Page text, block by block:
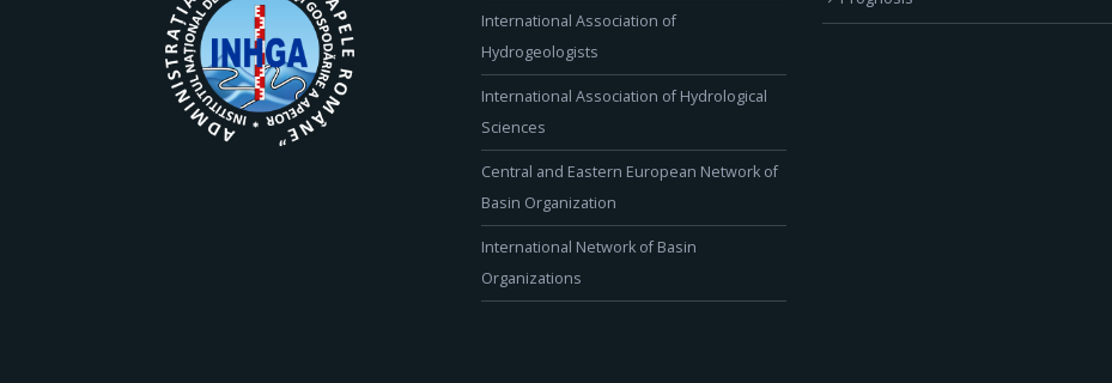
International Association of
Hydrogeologists
International Association of Hydrological
Sciences
Central and Eastern European Network of
Basin Organization
International Network of Basin
Organizations